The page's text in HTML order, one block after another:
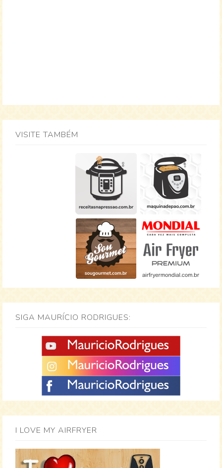
VISITE TAMBÉM
SIGA MAURÍCIO RODRIGUES:
I LOVE MY AIRFRYER